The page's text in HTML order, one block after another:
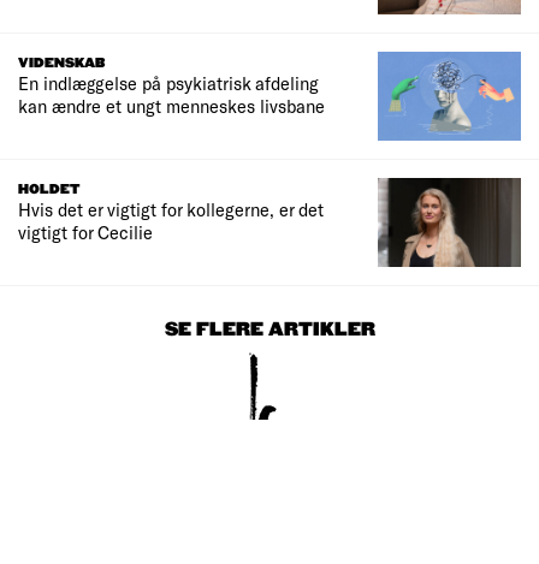
VIDENSKAB
En indlæggelse på psykiatrisk afdeling
kan ændre et ungt menneskes livsbane
HOLDET
Hvis det er vigtigt for kollegerne, er det
vigtigt for Cecilie
SE FLERE ARTIKLER